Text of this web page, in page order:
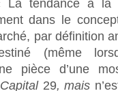
La tendance à
dans le
par définition
(même
pièce d’une
29, mais